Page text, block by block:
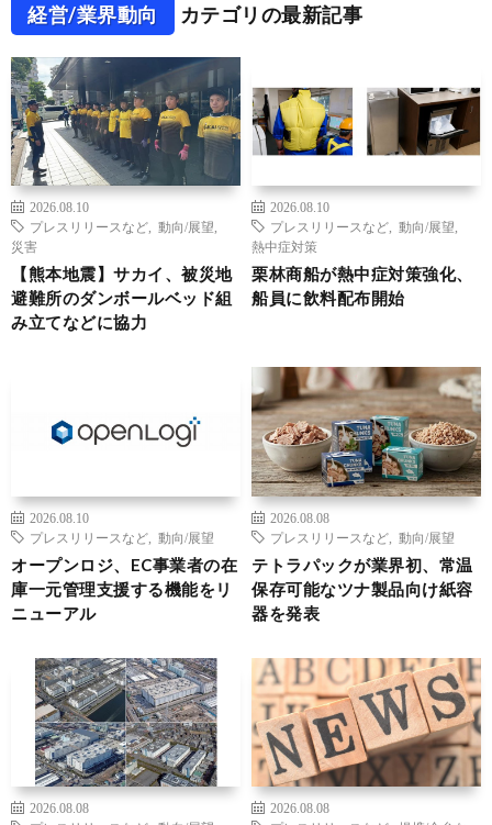
経営/業界動向 カテゴリの最新記事
2026.08.10
プレスリリースなど
動向/展望
災害
【熊本地震】サカイ、被災地
避難所のダンボールベッド組
み立てなどに協力
2026.08.10
プレスリリースなど
動向/展望
熱中症対策
栗林商船が熱中症対策強化、
船員に飲料配布開始
2026.08.10
プレスリリースなど
動向/展望
オープンロジ、EC事業者の在
庫一元管理支援する機能をリ
ニューアル
2026.08.08
プレスリリースなど
動向/展望
テトラパックが業界初、常温
保存可能なツナ製品向け紙容
器を発表
2026.08.08
2026.08.08